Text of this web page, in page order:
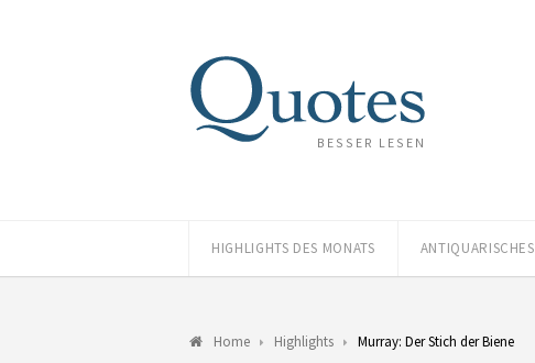
BESSER LESEN
HIGHLIGHTS DES MONATS ANTIQUARISCHES
Home Highlights Murray: Der Stich der Biene